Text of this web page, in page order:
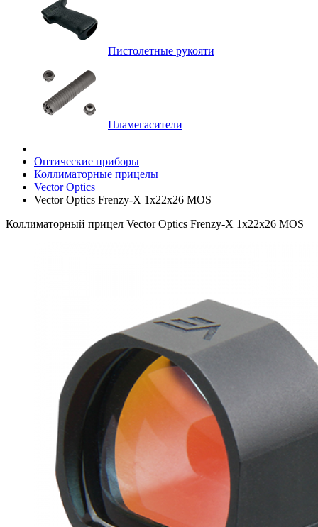
Пистолетные рукояти
Пламегасители
Оптические приборы
Коллиматорные прицелы
Vector Optics
Vector Optics Frenzy-X 1x22x26 MOS
Коллиматорный прицел Vector Optics Frenzy-X 1x22x26 MOS